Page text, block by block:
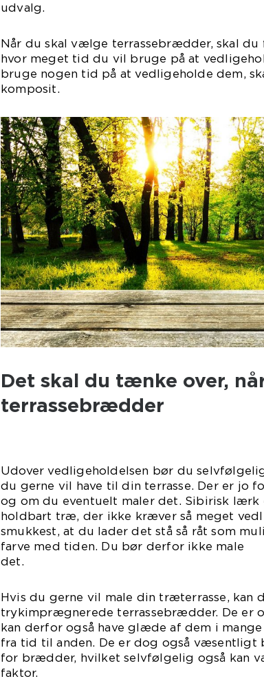
Når du skal vælge terrassebrædder, skal
hvor meget tid du vil bruge på at
bruge nogen tid på at vedligeholde dem,
Det skal du tænke over,
terrassebrædder
Udover vedligeholdelsen bør du
du gerne vil have til din terrasse. Der er jo
og om du eventuelt maler det. Sibirisk lærk
holdbart træ, der ikke kræver så meget
smukkest, at du lader det stå så råt som
farve med tiden. Du bør derfor ikke male
Hvis du gerne vil male din træterrasse, kan
trykimprægnerede terrassebrædder. De er
kan derfor også have glæde af dem i
fra tid til anden. De er dog også væsentligt
for brædder, hvilket selvfølgelig også kan